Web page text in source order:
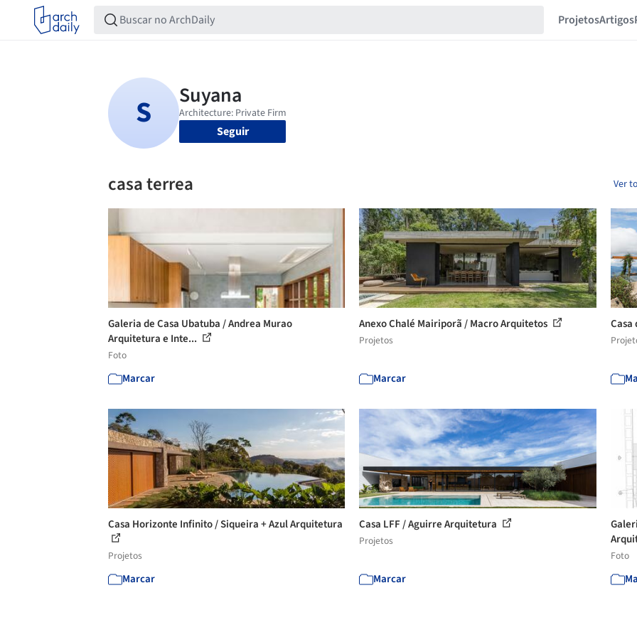
ProjetosArtigos
Seguir
casa terrea Ver
Galeria de Casa Ubatuba / Andrea Murao
Arquitetura e Inte...
Foto
Marcar
Anexo Chalé Mairiporã / Macro Arquitetos
Projetos
Marcar
Casa Horizonte Infinito / Siqueira + Azul Arquitetura
Projetos
Marcar
Casa LFF / Aguirre Arquitetura
Projetos
Marcar
Foto